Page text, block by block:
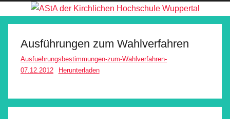
Ausführungen zum Wahlverfahren
Ausfuehrungsbestimmungen-zum-Wahlverfahren-
07.12.2012
Herunterladen